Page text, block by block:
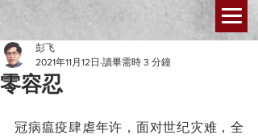
零容忍
彭飞
2021年11月12日 讀畢需時 3 分鐘
冠病瘟疫肆虐年许，面对世纪灾难，全